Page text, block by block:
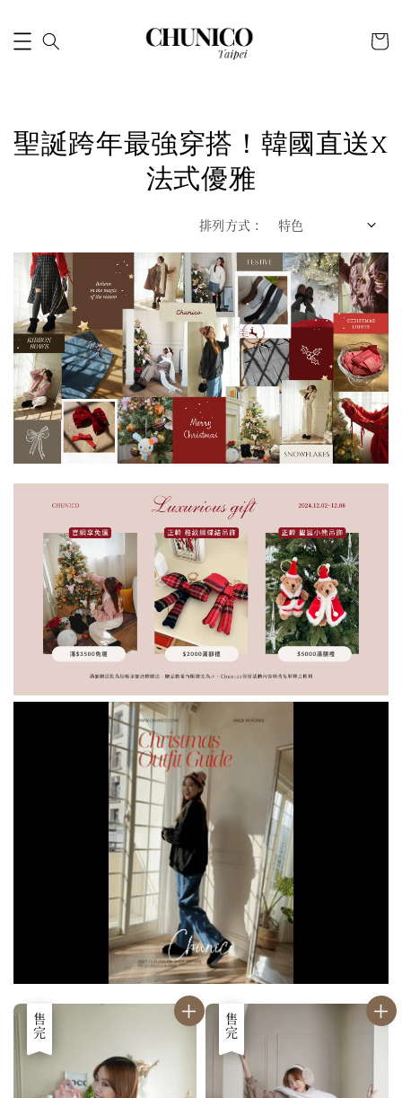
聖誕跨年最強穿搭！韓國直送x
法式優雅
排列方式 :
優惠
售完 優惠
售完